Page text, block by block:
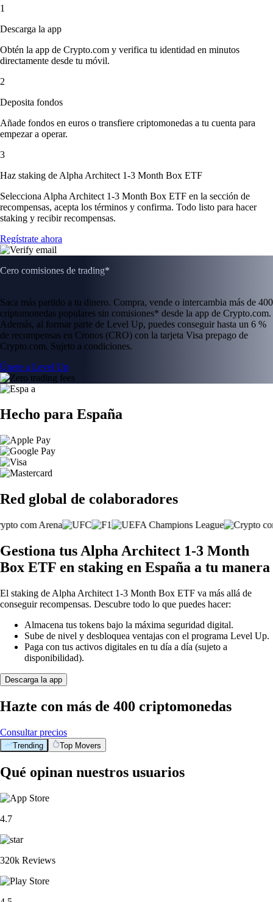
1
Descarga la app
Obtén la app de Crypto.com y verifica tu identidad en minutos
directamente desde tu móvil.
2
Deposita fondos
Añade fondos en euros o transfiere criptomonedas a tu cuenta para
empezar a operar.
3
Haz staking de Alpha Architect 1-3 Month Box ETF
Selecciona Alpha Architect 1-3 Month Box ETF en la sección de
recompensas, acepta los términos y confirma. Todo listo para hacer
staking y recibir recompensas.
Regístrate ahora
Cero comisiones de trading*
Saca más partido a tu dinero. Compra, vende o intercambia más de 400
criptomonedas populares sin comisiones* desde la app de Crypto.com.
Además, al formar parte de Level Up, puedes conseguir hasta un 6 %
de recompensas en Cronos (CRO) con la tarjeta Visa prepago de
Crypto.com. Sujeto a condiciones.
Únete a Level Up
Hecho para España
Red global de colaboradores
Gestiona tus Alpha Architect 1-3 Month
Box ETF en staking en España a tu manera
El staking de Alpha Architect 1-3 Month Box ETF va más allá de
conseguir recompensas. Descubre todo lo que puedes hacer:
Almacena tus tokens bajo la máxima seguridad digital.
Sube de nivel y desbloquea ventajas con el programa Level Up.
Paga con tus activos digitales en tu día a día (sujeto a
disponibilidad).
Descarga la app
Hazte con más de 400 criptomonedas
Consultar precios
Trending Top Movers
Qué opinan nuestros usuarios
4.7
320k Reviews